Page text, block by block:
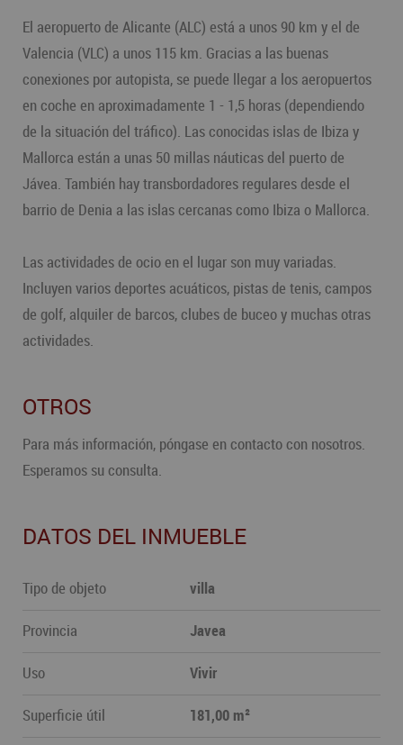
El aeropuerto de Alicante (ALC) está a unos 90 km y el de
Valencia (VLC) a unos 115 km. Gracias a las buenas
conexiones por autopista, se puede llegar a los aeropuertos
en coche en aproximadamente 1 - 1,5 horas (dependiendo
de la situación del tráfico). Las conocidas islas de Ibiza y
Mallorca están a unas 50 millas náuticas del puerto de
Jávea. También hay transbordadores regulares desde el
barrio de Denia a las islas cercanas como Ibiza o Mallorca.
Las actividades de ocio en el lugar son muy variadas.
Incluyen varios deportes acuáticos, pistas de tenis, campos
de golf, alquiler de barcos, clubes de buceo y muchas otras
actividades.
OTROS
Para más información, póngase en contacto con nosotros.
Esperamos su consulta.
DATOS DEL INMUEBLE
Tipo de objeto villa
Provincia Javea
Uso Vivir
Superficie útil 181,00 m²